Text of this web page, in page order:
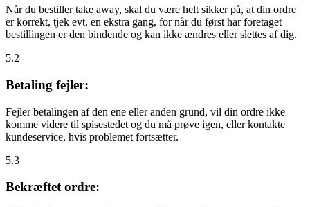
Når du bestiller take away, skal du være helt sikker på, at din ordre
er korrekt, tjek evt. en ekstra gang, for når du først har foretaget
bestillingen er den bindende og kan ikke ændres eller slettes af dig.
5.2
Betaling fejler:
Fejler betalingen af den ene eller anden grund, vil din ordre ikke
komme videre til spisestedet og du må prøve igen, eller kontakte
kundeservice, hvis problemet fortsætter.
5.3
Bekræftet ordre: